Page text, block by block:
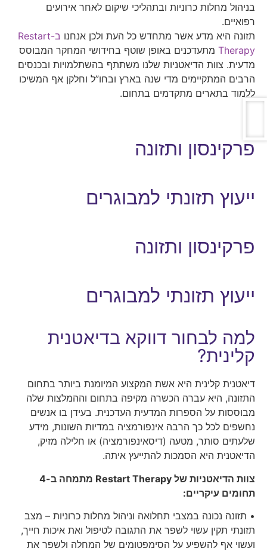
בניהול מחלות כרוניות ובתהליכי שיקום לאחר אירועים
רפואיים.
תזונה היא מדע אשר מתחדש כל העת ולכן אנחנו
ב-Restart
Therapy מתעדכנים באופן שוטף בחידושי המחקר המבוסס
מדעית. צוות הדיאטניות שלנו משתתף בהשתלמויות ובכנסים
הרבים המתקיימים מדי שנה בארץ ובחו”ל וחלקן אף המשיכו
ללמוד בתארים מתקדמים בתחום.
פרקינסון ותזונה
ייעוץ תזונתי למבוגרים
פרקינסון ותזונה
ייעוץ תזונתי למבוגרים
למה לבחור דווקא בדיאטנית
קלינית?
דיאטנית קלינית היא אשת המקצוע המיומנת ביותר בתחום
התזונה, היא עברה הכשרה מקיפה בתחום וההמלצות שלה
מבוססות על הספרות המדעית העדכנית. בעידן בו אנשים
נחשפים לכל כך הרבה אינפורמציה במדיות השונות, מידע
שלעתים סותר, מטעה (דיסאינפורמציה) או חלילה מזיק,
הדיאטנית היא הסמכות להתייעץ איתה.
צוות הדיאטניות של Restart Therapy מתמחה ב-4
תחומים עיקריים:
• תזונה נכונה במצבי תחלואה וניהול מחלות כרוניות – מצב
תזונתי תקין עשוי לשפר את התגובה לטיפול ואת איכות חייך,
ועשוי אף להשפיע על הסימפטומים של המחלה ולשפר את